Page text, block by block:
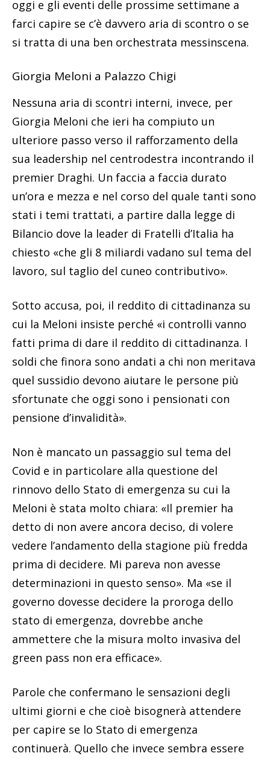
oggi e gli eventi delle prossime settimane a
farci capire se c’è davvero aria di scontro o se
si tratta di una ben orchestrata messinscena.
Giorgia Meloni a Palazzo Chigi
Nessuna aria di scontri interni, invece, per
Giorgia Meloni che ieri ha compiuto un
ulteriore passo verso il rafforzamento della
sua leadership nel centrodestra incontrando il
premier Draghi. Un faccia a faccia durato
un’ora e mezza e nel corso del quale tanti sono
stati i temi trattati, a partire dalla legge di
Bilancio dove la leader di Fratelli d’Italia ha
chiesto «che gli 8 miliardi vadano sul tema del
lavoro, sul taglio del cuneo contributivo».
Sotto accusa, poi, il reddito di cittadinanza su
cui la Meloni insiste perché «i controlli vanno
fatti prima di dare il reddito di cittadinanza. I
soldi che finora sono andati a chi non meritava
quel sussidio devono aiutare le persone più
sfortunate che oggi sono i pensionati con
pensione d’invalidità».
Non è mancato un passaggio sul tema del
Covid e in particolare alla questione del
rinnovo dello Stato di emergenza su cui la
Meloni è stata molto chiara: «Il premier ha
detto di non avere ancora deciso, di volere
vedere l’andamento della stagione più fredda
prima di decidere. Mi pareva non avesse
determinazioni in questo senso». Ma «se il
governo dovesse decidere la proroga dello
stato di emergenza, dovrebbe anche
ammettere che la misura molto invasiva del
green pass non era efficace».
Parole che confermano le sensazioni degli
ultimi giorni e che cioè bisognerà attendere
per capire se lo Stato di emergenza
continuerà. Quello che invece sembra essere